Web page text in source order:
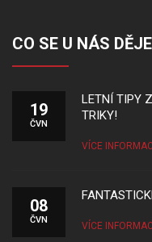
CO SE U NÁS DĚJE
19
ČVN
LETNÍ TIPY
TRIKY!
VÍCE
08
ČVN
VÍCE